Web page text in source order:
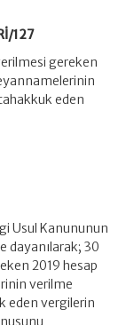
127
gereken
eden
Usul Kanununun
dayanılarak; 30
2019 hesap
verilme
eden vergilerin